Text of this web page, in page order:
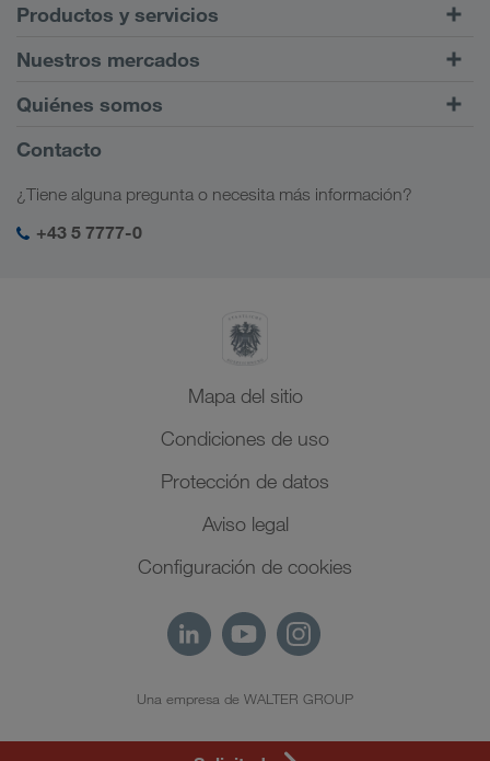
Productos y servicios
Transportes por carretera
Portal de clientes CONNECT
Soluciones digitales
Soluciones para diferentes sectores
Nuestros mercados
Europa
Cáucaso
Asia Central
Oriente Medio
Quiénes somos
Información sobre la empresa
Responsabilidad social
Management SHEQ
Contacto
¿Tiene alguna pregunta o necesita más información?
+43 5 7777-0
Mapa del sitio
Condiciones de uso
Protección de datos
Aviso legal
Configuración de cookies
Una empresa de WALTER GROUP